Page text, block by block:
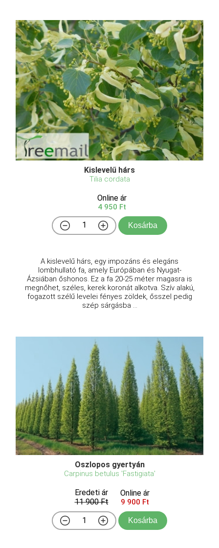
Kislevelű hárs
Tilia cordata
Online ár
4 950 Ft
Kosárba
A kislevelű hárs, egy impozáns és elegáns
lombhullató fa, amely Európában és Nyugat-
Ázsiában őshonos. Ez a fa 20-25 méter magasra is
megnőhet, széles, kerek koronát alkotva. Szív alakú,
fogazott szélű levelei fényes zöldek, ősszel pedig
szép sárgásba ...
Oszlopos gyertyán
Carpinus betulus 'Fastigiata'
Eredeti ár
11 900 Ft
Online ár
9 900 Ft
Kosárba